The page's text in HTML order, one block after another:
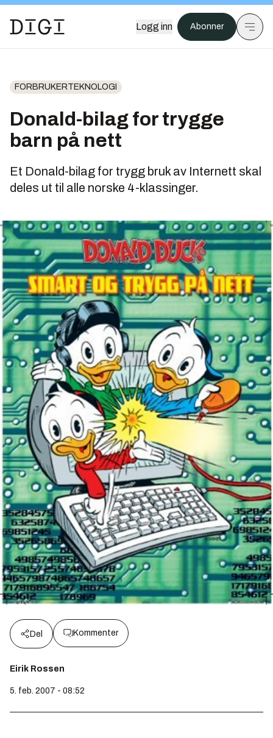
Logg inn Abonner
FORBRUKERTEKNOLOGI
Donald-bilag for trygge
barn på nett
Et Donald-bilag for trygg bruk av Internett skal
deles ut til alle norske 4-klassinger.
Del Kommenter
Eirik Rossen
5. feb. 2007 - 08:52